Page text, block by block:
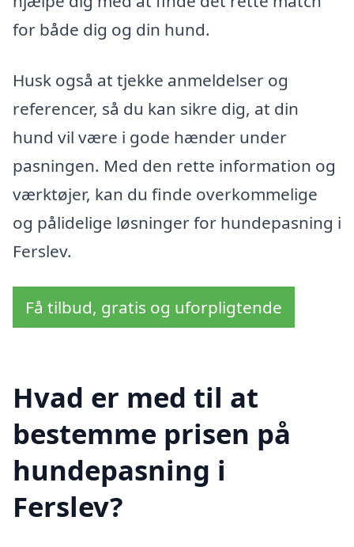
for både dig og din hund.
Husk også at tjekke anmeldelser og
referencer, så du kan sikre dig, at din
hund vil være i gode hænder under
pasningen. Med den rette information og
værktøjer, kan du finde overkommelige
og pålidelige løsninger for hundepasning i
Ferslev.
Få tilbud, gratis og uforpligtende
Hvad er med til at
bestemme prisen på
hundepasning i
Ferslev?